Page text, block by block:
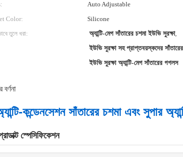
Auto Adjustable
Color:
Silicone
তুলে ধরা:
অ্যান্টি-মেগ সাঁতারের চশমা ইউভি সুরক্ষা,
ইউভি সুরক্ষা সহ প্রাপ্তবয়স্কদের
ইউভি সুরক্ষা অ্যান্টি-মেগ সাঁতারের গগলস
কন্ডেনসেশন সাঁতারের চশমা এবং সুপার
স্পেসিফিকেশন